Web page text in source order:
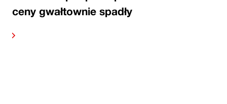
ceny gwałtownie spadły